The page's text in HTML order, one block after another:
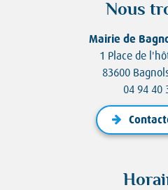
Nous
Mairie de
1 Place de
83600
04 94 40